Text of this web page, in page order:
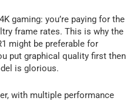
gaming: you’re paying for the
frame rates. This is why the
might be preferable for
put graphical quality first then
is glorious.
with multiple performance